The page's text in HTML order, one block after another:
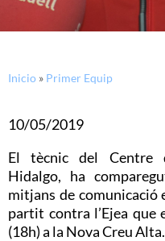
Inicio » Primer Equip
10/05/2019
El tècnic del Centre
Hidalgo, ha
mitjans de comunicació
partit contra l’Ejea que
(18h) a la Nova Creu Alta.